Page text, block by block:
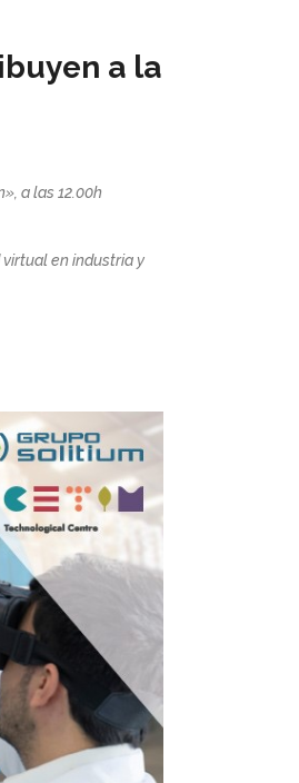
a la
a las 12.00h
virtual en industria y